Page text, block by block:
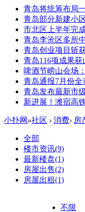
青岛将统筹布局
青岛部分新建小
市北区上半年完
青岛李沧区多所
青岛创业项目斩
青岛116项成果
啤酒节崂山会场
青岛通报7月份全
青岛发布最新市
新进展！潍宿高
小扑网 »社区 › 消费› 房
全部
楼市资讯(9)
最新楼盘(1)
房屋出售(2)
房屋出租(1)
不限